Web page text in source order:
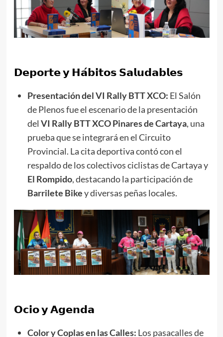
𝗗𝗲𝗽𝗼𝗿𝘁𝗲 𝘆 𝗛𝗮́𝗯𝗶𝘁𝗼𝘀 𝗦𝗮𝗹𝘂𝗱𝗮𝗯𝗹𝗲𝘀
Presentación del VI Rally BTT XCO: El Salón
de Plenos fue el escenario de la presentación
del VI Rally BTT XCO Pinares de Cartaya, una
prueba que se integrará en el Circuito
Provincial. La cita deportiva contó con el
respaldo de los colectivos ciclistas de Cartaya y
El Rompido, destacando la participación de
Barrilete Bikey diversas peñas locales.
𝗢𝗰𝗶𝗼 𝘆 𝗔𝗴𝗲𝗻𝗱𝗮
Color y Coplas en las Calles: Los pasacalles de